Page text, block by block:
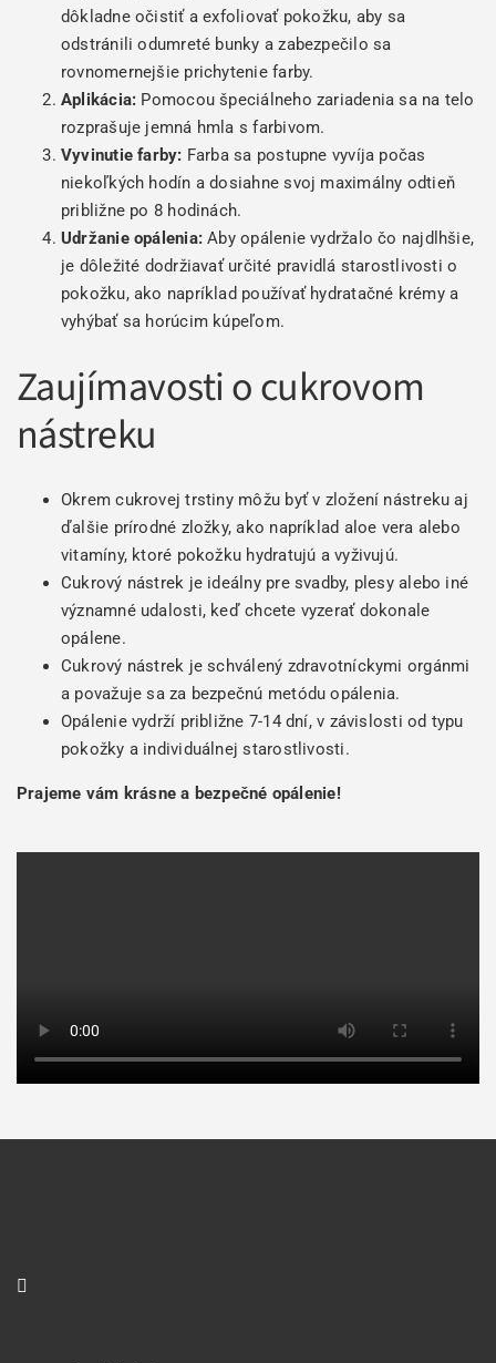
dôkladne očistiť a exfoliovať pokožku, aby sa
odstránili odumreté bunky a zabezpečilo sa
rovnomernejšie prichytenie farby.
Aplikácia: Pomocou špeciálneho zariadenia sa na telo
rozprašuje jemná hmla s farbivom.
Vyvinutie farby: Farba sa postupne vyvíja počas
niekoľkých hodín a dosiahne svoj maximálny odtieň
približne po 8 hodinách.
Udržanie opálenia: Aby opálenie vydržalo čo najdlhšie,
je dôležité dodržiavať určité pravidlá starostlivosti o
pokožku, ako napríklad používať hydratačné krémy a
vyhýbať sa horúcim kúpeľom.
Zaujímavosti o cukrovom
nástreku
Okrem cukrovej trstiny môžu byť v zložení nástreku aj
ďalšie prírodné zložky, ako napríklad aloe vera alebo
vitamíny, ktoré pokožku hydratujú a vyživujú.
Cukrový nástrek je ideálny pre svadby, plesy alebo iné
významné udalosti, keď chcete vyzerať dokonale
opálene.
Cukrový nástrek je schválený zdravotníckymi orgánmi
a považuje sa za bezpečnú metódu opálenia.
Opálenie vydrží približne 7-14 dní, v závislosti od typu
pokožky a individuálnej starostlivosti.
Prajeme vám krásne a bezpečné opálenie!